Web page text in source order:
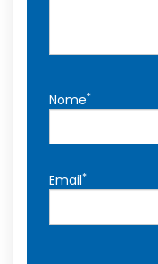
Nome*
Email*